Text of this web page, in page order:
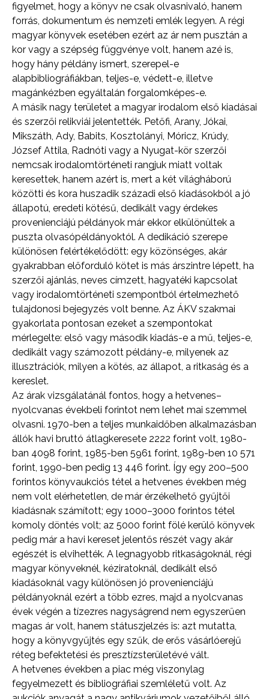
figyelmet, hogy a könyv ne csak olvasnivaló, hanem
forrás, dokumentum és nemzeti emlék legyen. A régi
magyar könyvek esetében ezért az ár nem pusztán a
kor vagy a szépség függvénye volt, hanem azé is,
hogy hány példány ismert, szerepel-e
alapbibliográfiákban, teljes-e, védett-e, illetve
magánkézben egyáltalán forgalomképes-e.
A másik nagy területet a magyar irodalom első kiadásai
és szerzői relikviái jelentették. Petőfi, Arany, Jókai,
Mikszáth, Ady, Babits, Kosztolányi, Móricz, Krúdy,
József Attila, Radnóti vagy a Nyugat-kör szerzői
nemcsak irodalomtörténeti rangjuk miatt voltak
keresettek, hanem azért is, mert a két világháború
közötti és kora huszadik századi első kiadásokból a jó
állapotú, eredeti kötésű, dedikált vagy érdekes
provenienciájú példányok már ekkor elkülönültek a
puszta olvasópéldányoktól. A dedikáció szerepe
különösen felértékelődött: egy közönséges, akár
gyakrabban előforduló kötet is más árszintre lépett, ha
szerzői ajánlás, neves címzett, hagyatéki kapcsolat
vagy irodalomtörténeti szempontból értelmezhető
tulajdonosi bejegyzés volt benne. Az ÁKV szakmai
gyakorlata pontosan ezeket a szempontokat
mérlegelte: első vagy második kiadás-e a mű, teljes-e,
dedikált vagy számozott példány-e, milyenek az
illusztrációk, milyen a kötés, az állapot, a ritkaság és a
kereslet.
Az árak vizsgálatánál fontos, hogy a hetvenes–
nyolcvanas évekbeli forintot nem lehet mai szemmel
olvasni. 1970-ben a teljes munkaidőben alkalmazásban
állók havi bruttó átlagkeresete 2222 forint volt, 1980-
ban 4098 forint, 1985-ben 5961 forint, 1989-ben 10 571
forint, 1990-ben pedig 13 446 forint. Így egy 200–500
forintos könyvaukciós tétel a hetvenes években még
nem volt elérhetetlen, de már érzékelhető gyűjtői
kiadásnak számított; egy 1000–3000 forintos tétel
komoly döntés volt; az 5000 forint fölé kerülő könyvek
pedig már a havi kereset jelentős részét vagy akár
egészét is elvihették. A legnagyobb ritkaságoknál, régi
magyar könyveknél, kéziratoknál, dedikált első
kiadásoknál vagy különösen jó provenienciájú
példányoknál ezért a több ezres, majd a nyolcvanas
évek végén a tízezres nagyságrend nem egyszerűen
magas ár volt, hanem státuszjelzés is: azt mutatta,
hogy a könyvgyűjtés egy szűk, de erős vásárlóerejű
réteg befektetési és presztízsterületévé vált.
A hetvenes években a piac még viszonylag
fegyelmezett és bibliográfiai szemléletű volt. Az